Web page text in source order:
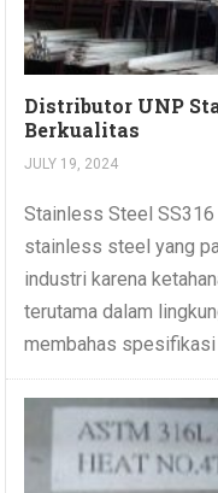
Distributor UNP
Berkualitas
JULY 19, 2024
Stainless Steel
stainless steel yang
industri karena
terutama dalam
membahas spesifikasi